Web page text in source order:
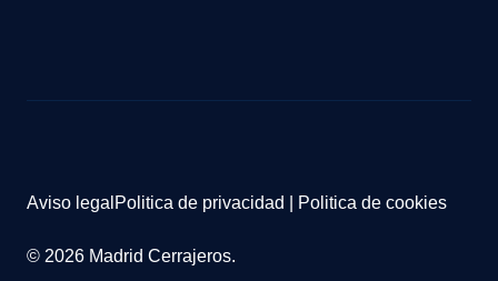
© 2026 Madrid Cerrajeros.
Aviso legal Politica de privacidad Politica de cookies